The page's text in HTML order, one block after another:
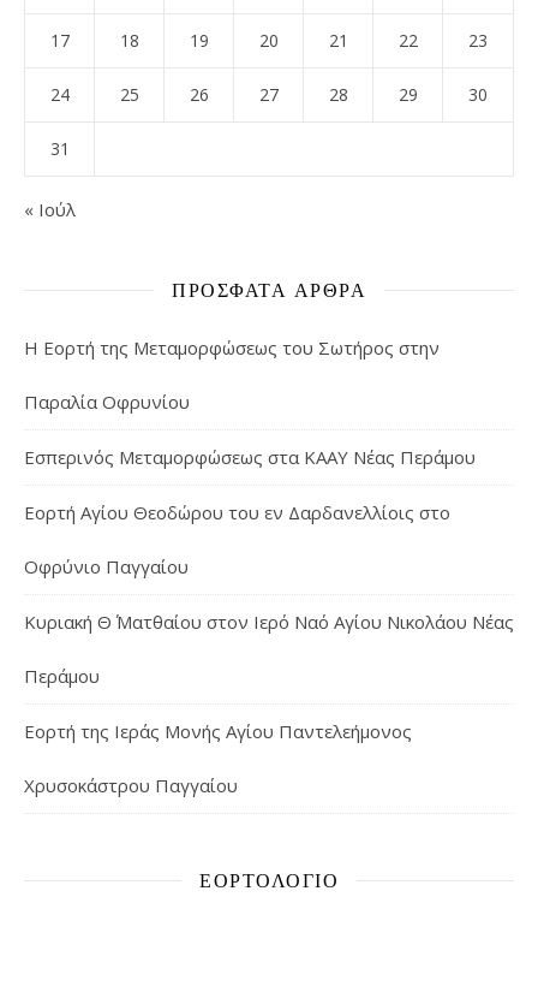
17 18 19 20 21 22 23
24 25 26 27 28 29 30
31
« Ιούλ
ΠΡΌΣΦΑΤΑ ΆΡΘΡΑ
Η Εορτή της Μεταμορφώσεως του Σωτήρος στην
Παραλία Οφρυνίου
Εσπερινός Μεταμορφώσεως στα ΚΑΑΥ Νέας Περάμου
Εορτή Αγίου Θεοδώρου του εν Δαρδανελλίοις στο
Οφρύνιο Παγγαίου
Κυριακή Θ΄ Ματθαίου στον Ιερό Ναό Αγίου Νικολάου Νέας
Περάμου
Εορτή της Ιεράς Μονής Αγίου Παντελεήμονος
Χρυσοκάστρου Παγγαίου
ΕΟΡΤΟΛΌΓΙΟ